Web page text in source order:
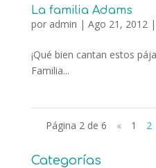
La familia Adams
por admin | Ago 21, 2012|
¡Qué bien cantan estos
Familia...
Página 2 de 6 « 1 2
Categorías